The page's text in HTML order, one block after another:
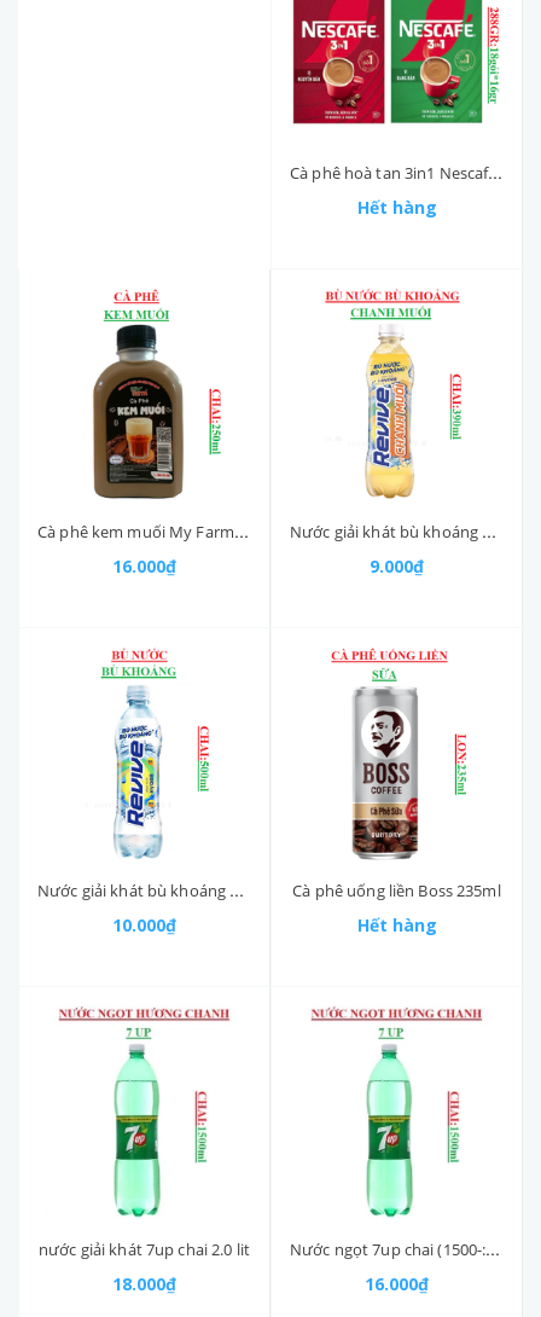
Cà phê hoà tan 3in1 Nescafe hộp (252-:-290)gr
Hết hàng
Cà phê kem muối My Farm chai 250ml
16.000₫
Nước giải khát bù khoáng vị chanh muối Revive chai 390ml
9.000₫
Nước giải khát bù khoáng Revive chai 500ml
10.000₫
Cà phê uống liền Boss 235ml
Hết hàng
nước giải khát 7up chai 2.0 lit
18.000₫
Nước ngọt 7up chai (1500-:-1750)ml
16.000₫